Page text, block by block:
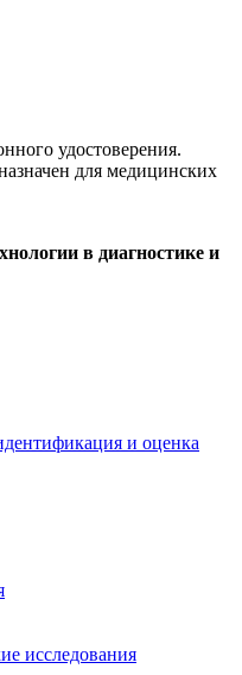
удостоверения.
для медицинских
в диагностике и
и оценка
исследования